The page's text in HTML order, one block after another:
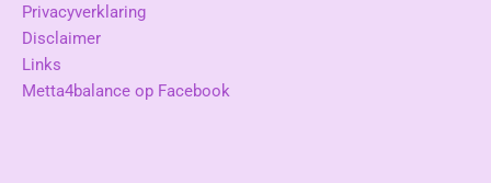
Privacyverklaring
Disclaimer
Links
Metta4balance op Facebook